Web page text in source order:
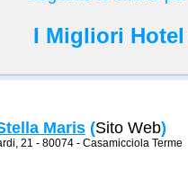
I Migliori
Maris (Sito Web)
21 - 80074 - Casamicciola Terme